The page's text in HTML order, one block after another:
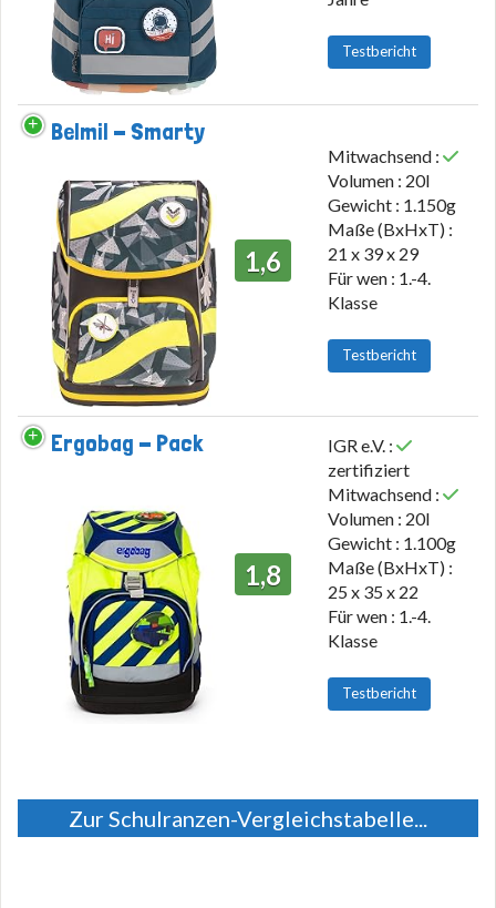
Testbericht
Belmil - Smarty
1,6
Mitwachsend :
Volumen : 20l
Gewicht : 1.150g
Maße (BxHxT) :
21 x 39 x 29
Für wen : 1.-4.
Klasse
Testbericht
Ergobag - Pack
1,8
IGR e.V. :
zertifiziert
Mitwachsend :
Volumen : 20l
Gewicht : 1.100g
Maße (BxHxT) :
25 x 35 x 22
Für wen : 1.-4.
Klasse
Testbericht
Zur Schulranzen-Vergleichstabelle...